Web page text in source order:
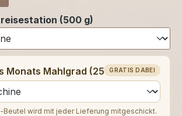
(500 g)
GRATIS DABEI
Monats Mahlgrad (250 g)
Beutel wird mit jeder Lieferung mitgeschickt.